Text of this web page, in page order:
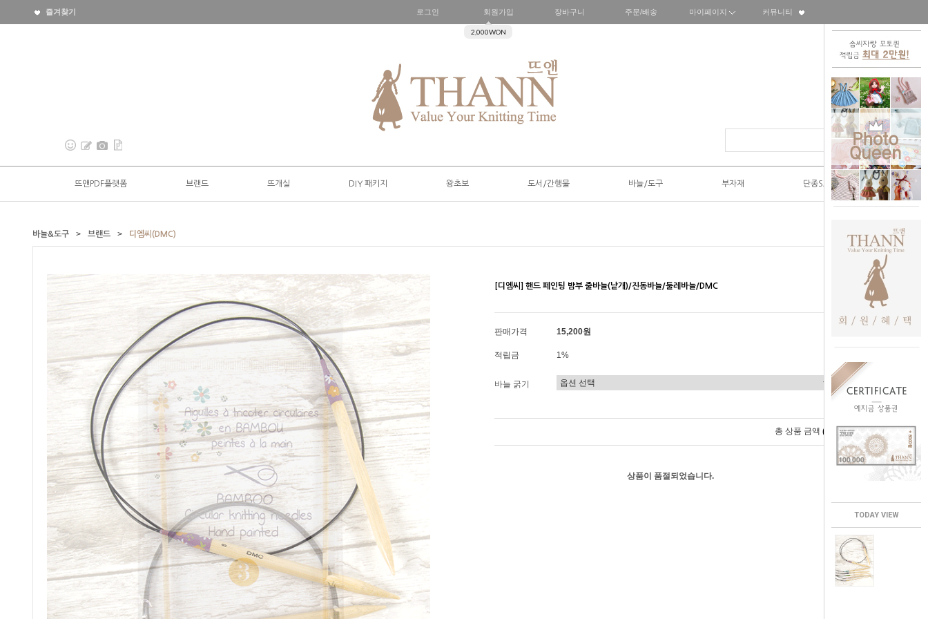
TODAY VIEW
즐겨찾기 로그인 회원가입
2,000WON
장바구니 주문/배송 마이페이지 커뮤니티
뜨앤PDF플랫폼 브랜드 뜨개실 DIY 패키지 왕초보 도서/간행물 바늘/도구 부자재 단종SALE50%
바늘&도구 > 브랜드 > 디엠씨(DMC)
[디엠씨] 핸드 페인팅 밤부 줄바늘(낱개)/진동바늘/둘레바늘/DMC
판매가격 15,200원
적립금 1%
바늘 굵기
총 상품 금액 0 원
상품이 품절되었습니다.